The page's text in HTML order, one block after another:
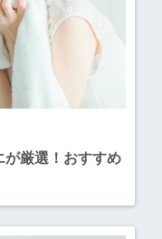
が厳選！おすすめ